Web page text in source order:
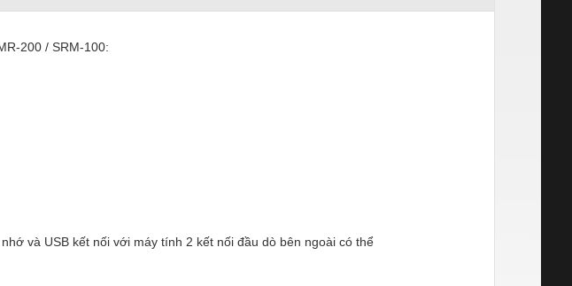
200 / SRM-100:
và USB kết nối với máy tính 2 kết nối đầu dò bên ngoài có thể